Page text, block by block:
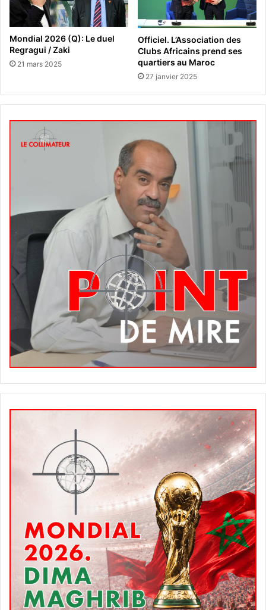
Mondial 2026 (Q): Le duel
Regragui / Zaki
21 mars 2025
Officiel. L’Association des
Clubs Africains prend ses
quartiers au Maroc
27 janvier 2025